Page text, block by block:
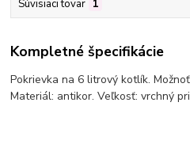
Súvisiaci tovar 1
Kompletné špecifikácie
Pokrievka na 6 litrový kotlík.
Materiál: antikor. Veľkosť: vrchný